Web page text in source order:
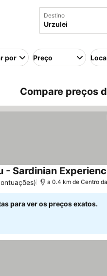
Destino
por Preço
Compare preços
- Sardinian
a 0.4 km de Centro
para ver os preços exatos.